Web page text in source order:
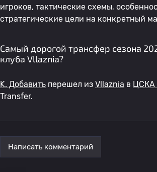
игроков, тактические схемы,
стратегические цели на конкретный
Самый дорогой трансфер сезона
клуба Vllaznia?
K. Добавить перешел из Vllaznia в ЦСКА
Transfer.
Написать комментарий